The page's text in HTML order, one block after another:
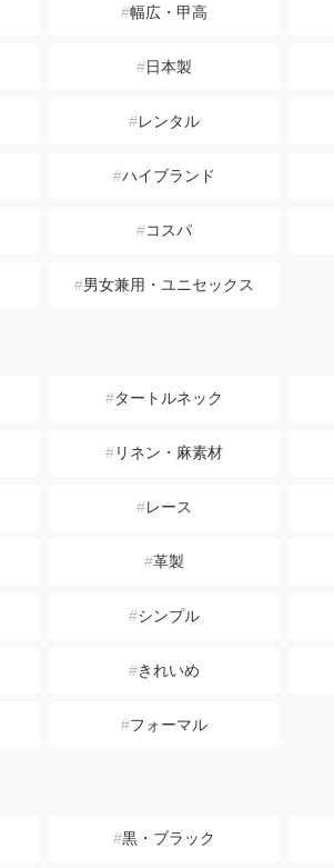
幅広・甲高
日本製
レンタル
ハイブランド
コスパ
男女兼用・ユニセックス
タートルネック
リネン・麻素材
レース
革製
シンプル
きれいめ
フォーマル
黒・ブラック